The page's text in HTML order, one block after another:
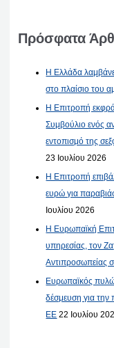
Πρόσφατα
Η Ελλάδα
στο πλαίσιο του
Η Επιτροπή
Συμβούλιο ενός
εντοπισμό της
23 Ιουλίου 2026
Η Επιτροπή
ευρώ για
Ιουλίου 2026
Η Ευρωπαϊκή
υπηρεσίας, τον
Αντιπροσωπείας
Ευρωπαϊκός
δέσμευση για την
ΕΕ 22 Ιουλίου